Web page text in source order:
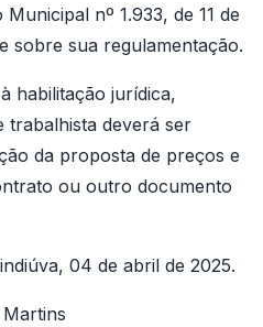
nº 1.933, de 11 de
sobre sua regulamentação.
habilitação jurídica,
trabalhista deverá ser
da proposta de preços e
ou outro documento
04 de abril de 2025.